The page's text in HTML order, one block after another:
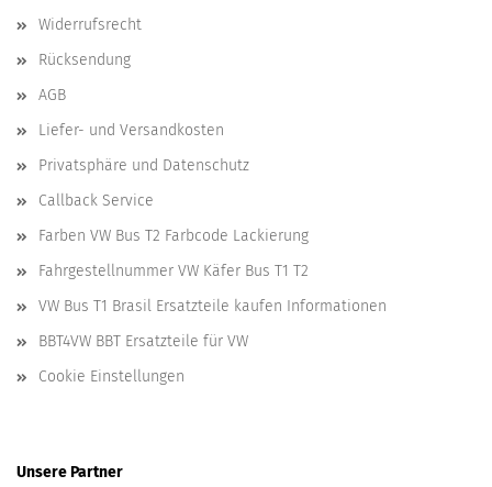
Widerrufsrecht
Rücksendung
AGB
Liefer- und Versandkosten
Privatsphäre und Datenschutz
Callback Service
Farben VW Bus T2 Farbcode Lackierung
Fahrgestellnummer VW Käfer Bus T1 T2
VW Bus T1 Brasil Ersatzteile kaufen Informationen
BBT4VW BBT Ersatzteile für VW
Cookie Einstellungen
Unsere Partner